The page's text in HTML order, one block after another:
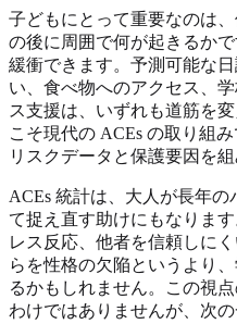
子どもにとって重要なのは
の後に周囲で何が起きるか
緩衝できます。予測可能な
い、食べ物へのアクセス、
ス支援は、いずれも道筋を
こそ現代の ACEs の取り組
リスクデータと保護要因を
ACEs 統計は、大人が長年
て捉え直す助けにもなりま
レス反応、他者を信頼しに
らを性格の欠陥というより
るかもしれません。この視
わけではありませんが、次